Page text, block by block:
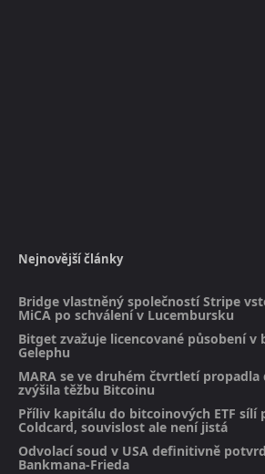
Nejnovější články
Bridge vlastněný společností Stripe
MiCA po schválení v Lucembursku
Bitget zvažuje licencované působení v
Gelephu
MARA se ve druhém čtvrtletí
zvýšila těžbu Bitcoinu
Příliv kapitálu do bitcoinových ETF sílí
Coldcard, souvislost ale není jistá
Odvolací soud v USA definitivně
Bankmana-Frieda